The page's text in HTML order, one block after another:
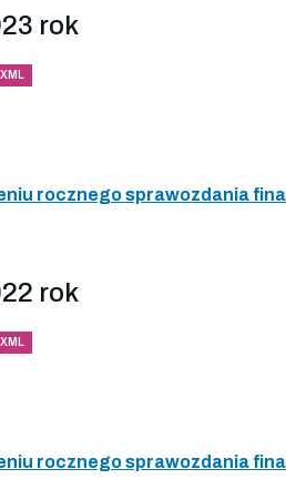
rok
XML
rocznego sprawozdania
rok
XML
rocznego sprawozdania